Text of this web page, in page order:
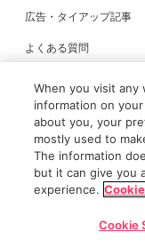
広告・タイアップ記事
よくある質問
All content on this site
When you visit
information on
about you, your
mostly used to
The information
but it can give you
experience.
Cookie